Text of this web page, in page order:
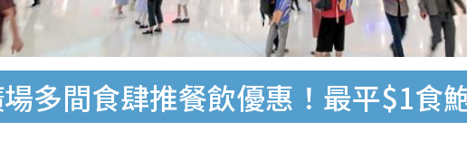
場多間食肆推餐飲優惠！最平$1食